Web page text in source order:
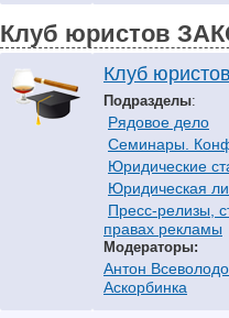
Клуб юристов
Клуб юристов
Подразделы:
Рядовое дело
Семинары.
Юридические
Юридическая
Пресс-релизы,
правах рекламы
Модераторы:
Антон
Аскорбинка